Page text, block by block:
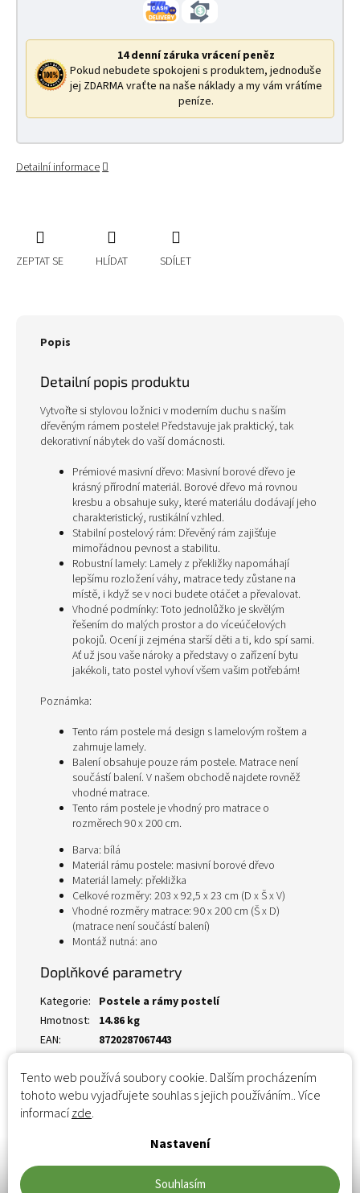
Tento web používá soubory cookie. Dalším procházením
tohoto webu vyjadřujete souhlas s jejich používáním.. Více
informacízde.
Nastavení
Souhlasím
14 denní záruka vrácení peněz
Pokud nebudete spokojeni s produktem, jednoduše
jej ZDARMA vraťte na naše náklady a my vám vrátíme
peníze.
Detailní informace
ZEPTAT SE HLÍDAT SDÍLET
Popis
Detailní popis produktu
Vytvořte si stylovou ložnici v moderním duchu s naším
dřevěným rámem postele! Představuje jak praktický, tak
dekorativní nábytek do vaší domácnosti.
Prémiové masivní dřevo: Masivní borové dřevo je
krásný přírodní materiál. Borové dřevo má rovnou
kresbu a obsahuje suky, které materiálu dodávají jeho
charakteristický, rustikální vzhled.
Stabilní postelový rám: Dřevěný rám zajišťuje
mimořádnou pevnost a stabilitu.
Robustní lamely: Lamely z překližky napomáhají
lepšímu rozložení váhy, matrace tedy zůstane na
místě, i když se v noci budete otáčet a převalovat.
Vhodné podmínky: Toto jednolůžko je skvělým
řešením do malých prostor a do víceúčelových
pokojů. Ocení ji zejména starší děti a ti, kdo spí sami.
Ať už jsou vaše nároky a představy o zařízení bytu
jakékoli, tato postel vyhoví všem vašim potřebám!
Poznámka:
Tento rám postele má design s lamelovým roštem a
zahrnuje lamely.
Balení obsahuje pouze rám postele. Matrace není
součástí balení. V našem obchodě najdete rovněž
vhodné matrace.
Tento rám postele je vhodný pro matrace o
rozměrech 90 x 200 cm.
Barva: bílá
Materiál rámu postele: masivní borové dřevo
Materiál lamely: překližka
Celkové rozměry: 203 x 92,5 x 23 cm (D x Š x V)
Vhodné rozměry matrace: 90 x 200 cm (Š x D)
(matrace není součástí balení)
Montáž nutná: ano
Doplňkové parametry
Kategorie: Postele a rámy postelí
Hmotnost:
14.86 kg
EAN: 8720287067443